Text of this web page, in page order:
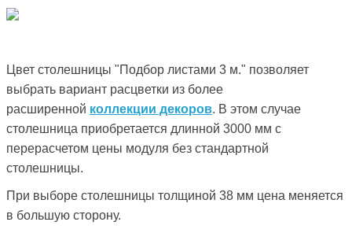
Цвет столешницы "Подбор листами 3 м." позволяет
выбрать вариант расцветки из более
расширенной коллекции декоров. В этом случае
столешница приобретается длинной 3000 мм с
перерасчетом цены модуля без стандартной
столешницы.
При выборе столешницы толщиной 38 мм цена меняется
в большую сторону.